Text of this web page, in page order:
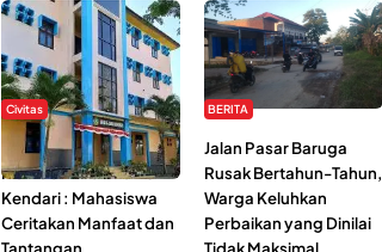
Civitas
Di Balik Kehidupan
Ma’had Al-Jami’ah UIN
Kendari : Mahasiswa
Ceritakan Manfaat dan
BERITA
Jalan Pasar Baruga
Rusak Bertahun-Tahun,
Warga Keluhkan
Perbaikan yang Dinilai